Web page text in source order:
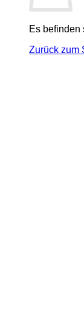
Es befinden
Zurück zum